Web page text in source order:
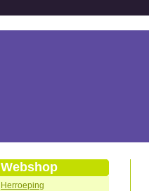
Webshop
Herroeping